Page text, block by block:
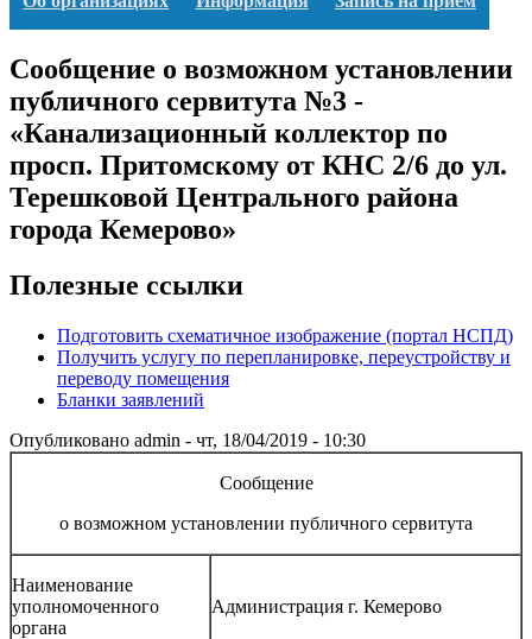
Сообщение о возможном установлении
публичного сервитута №3 -
«Канализационный коллектор по
просп. Притомскому от КНС 2/6 до ул.
Терешковой Центрального района
города Кемерово»
Полезные ссылки
Подготовить схематичное изображение (портал НСПД)
Получить услугу по перепланировке, переустройству и
переводу помещения
Бланки заявлений
Опубликовано admin - чт, 18/04/2019 - 10:30
Сообщение
о возможном установлении публичного сервитута
Наименование
уполномоченного
органа
Администрация г. Кемерово